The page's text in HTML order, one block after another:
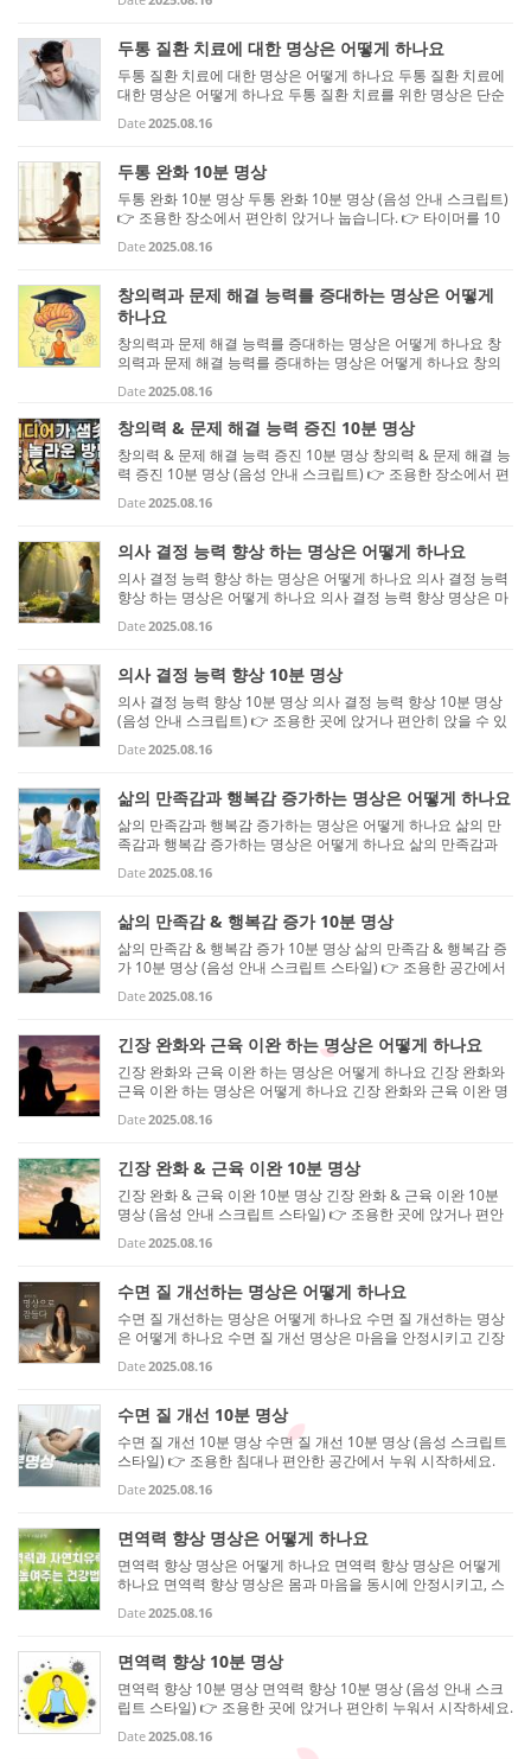
하세요. 👉 타이머를 10분으로 맞추면 좋습니다. 👉 제 안내를
두통 질환 치료에 대한 명상은 어떻게 하나요
두통 질환 치료에 대한 명상은 어떻게 하나요 두통 질환 치료에
대한 명상은 어떻게 하나요 두통 질환 치료를 위한 명상은 단순
표로 합니다. 꾸준히 실천하면 스트레스, 근육 긴장, 혈류 불균형
Date2025.08.16
두통 완화 10분 명상
두통 완화 10분 명상 두통 완화 10분 명상 (음성 안내 스크립트)
👉 조용한 장소에서 편안히 앉거나 눕습니다. 👉 타이머를 10
로 느껴보세요. [0~2분 – 호흡으로 통증 완화] “편안히 앉거나 눕
Date2025.08.16
창의력과 문제 해결 능력를 증대하는 명상은 어떻게
하나요
창의력과 문제 해결 능력를 증대하는 명상은 어떻게 하나요 창
의력과 문제 해결 능력를 증대하는 명상은 어떻게 하나요 창의
관과 통찰을 깨우는 것에 초점을 둡니다. 꾸준히 연습하면 새로
운 아이...
Date2025.08.16
창의력 & 문제 해결 능력 증진 10분 명상
창의력 & 문제 해결 능력 증진 10분 명상 창의력 & 문제 해결 능
력 증진 10분 명상 (음성 안내 스크립트) 👉 조용한 장소에서 편
하면 좋습니다. 👉 천천히 읽으며 마음속으로 느껴보세요. [0~2
Date2025.08.16
의사 결정 능력 향상 하는 명상은 어떻게 하나요
의사 결정 능력 향상 하는 명상은 어떻게 하나요 의사 결정 능력
향상 하는 명상은 어떻게 하나요 의사 결정 능력 향상 명상은 마
을 키우는 데 도움을 줍니다. 꾸준히 실천하면 불필요한 걱정이
Date2025.08.16
의사 결정 능력 향상 10분 명상
의사 결정 능력 향상 10분 명상 의사 결정 능력 향상 10분 명상
(음성 안내 스크립트) 👉 조용한 곳에 앉거나 편안히 앉을 수 있
니다. 👉 제 안내를 따라 마음속으로 느껴보세요. [0~2분 – 호흡
Date2025.08.16
삶의 만족감과 행복감 증가하는 명상은 어떻게 하나요
삶의 만족감과 행복감 증가하는 명상은 어떻게 하나요 삶의 만
족감과 행복감 증가하는 명상은 어떻게 하나요 삶의 만족감과
순간에 감사와 충만함을 느끼는 것에 초점을 둡니다. 꾸준히 실
Date2025.08.16
삶의 만족감 & 행복감 증가 10분 명상
삶의 만족감 & 행복감 증가 10분 명상 삶의 만족감 & 행복감 증
가 10분 명상 (음성 안내 스크립트 스타일) 👉 조용한 공간에서
제 목소리를 따라 마음속으로 느껴보세요. [0~2분 – 호흡으로 마
Date2025.08.16
긴장 완화와 근육 이완 하는 명상은 어떻게 하나요
긴장 완화와 근육 이완 하는 명상은 어떻게 하나요 긴장 완화와
근육 이완 하는 명상은 어떻게 하나요 긴장 완화와 근육 이완 명
춘 명상입니다. 꾸준히 연습하면 스트레스 완화, 피로 회복, 수면
Date2025.08.16
긴장 완화 & 근육 이완 10분 명상
긴장 완화 & 근육 이완 10분 명상 긴장 완화 & 근육 이완 10분
명상 (음성 안내 스크립트 스타일) 👉 조용한 곳에 앉거나 편안
니다. 👉 천천히 읽으며 마음속으로 느껴보세요. [0~2분 – 호흡
Date2025.08.16
수면 질 개선하는 명상은 어떻게 하나요
수면 질 개선하는 명상은 어떻게 하나요 수면 질 개선하는 명상
은 어떻게 하나요 수면 질 개선 명상은 마음을 안정시키고 긴장
꾸준히 연습하면 잠들기 어려운 상태나 중간 깸 현상을 줄이고,
Date2025.08.16
수면 질 개선 10분 명상
수면 질 개선 10분 명상 수면 질 개선 10분 명상 (음성 스크립트
스타일) 👉 조용한 침대나 편안한 공간에서 누워 시작하세요.
으면서 마음속으로 느껴보세요. [0~2분 – 호흡으로 긴장 완화]
Date2025.08.16
면역력 향상 명상은 어떻게 하나요
면역력 향상 명상은 어떻게 하나요 면역력 향상 명상은 어떻게
하나요 면역력 향상 명상은 몸과 마음을 동시에 안정시키고, 스
화하는 데 도움을 줍니다. 꾸준히 연습하면 감염에 대한 저항력
Date2025.08.16
면역력 향상 10분 명상
면역력 향상 10분 명상 면역력 향상 10분 명상 (음성 안내 스크
립트 스타일) 👉 조용한 곳에 앉거나 편안히 누워서 시작하세요.
읽으면서 마음속으로 느껴보세요. [0~2분 – 호흡으로 마음 안
Date2025.08.16